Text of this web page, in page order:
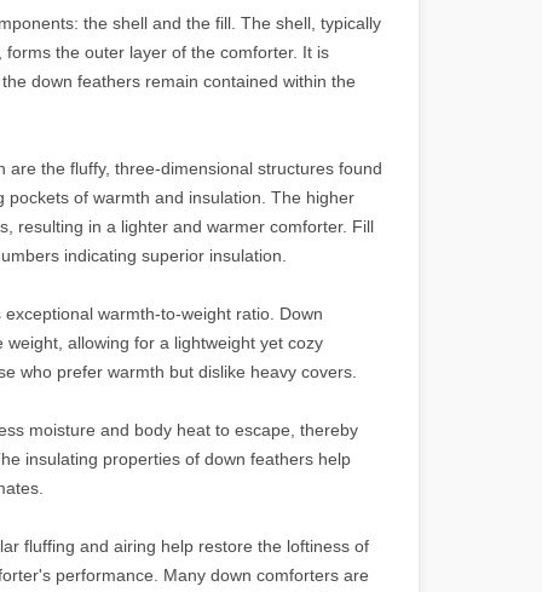
the shell and the fill. The shell, typically
the outer layer of the comforter. It is
down feathers remain contained within the
the fluffy, three-dimensional structures found
of warmth and insulation. The higher
resulting in a lighter and warmer comforter. Fill
indicating superior insulation.
warmth-to-weight ratio. Down
allowing for a lightweight yet cozy
who prefer warmth but dislike heavy covers.
moisture and body heat to escape, thereby
insulating properties of down feathers help
fluffing and airing help restore the loftiness of
performance. Many down comforters are